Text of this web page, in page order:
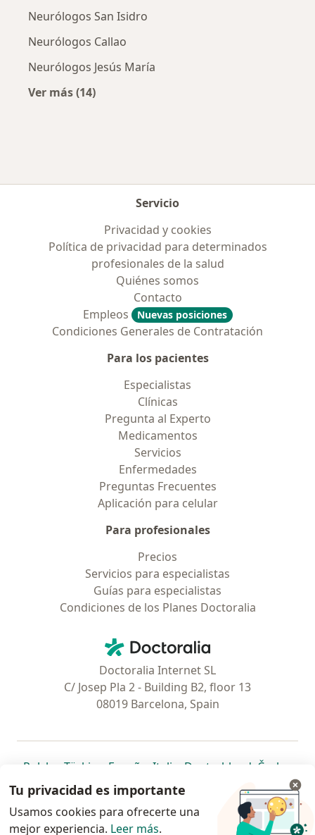
Neurólogos San Isidro
Neurólogos Callao
Neurólogos Jesús María
Ver más (14)
Servicio
Privacidad y cookies
Política de privacidad para determinados
profesionales de la salud
Quiénes somos
Contacto
Empleos
Nuevas posiciones
Condiciones Generales de Contratación
Para los pacientes
Especialistas
Clínicas
Pregunta al Experto
Medicamentos
Servicios
Enfermedades
Preguntas Frecuentes
Aplicación para celular
Para profesionales
Precios
Servicios para especialistas
Guías para especialistas
Condiciones de los Planes Doctoralia
Doctoralia - Página de inicio
Doctoralia Internet SL
C/ Josep Pla 2 - Building B2, floor 13
08019 Barcelona, Spain
Polska se abre en una nueva pestaña
Türkiye se abre en una nueva pestaña
España se abre en una nueva pestaña
Italia se abre en una nueva
Deutschlandse abre en
Česko
Portugal
se abre en una nueva pestaña
México se abre en una nueva pestaña
Chile se abre en una nueva pestaña
Brasil se abre en una nueva
se abre en
se
se abre en una nueva
www.doctoralia.pe © 2026 - Encuentra tu
Tu privacidad es importante
Usamos cookies para ofrecerte una
mejor experiencia. Leer más.